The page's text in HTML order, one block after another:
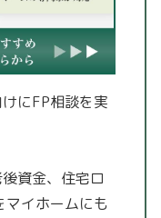
にFP相談を実
資金、住宅ロ
マイホームにも